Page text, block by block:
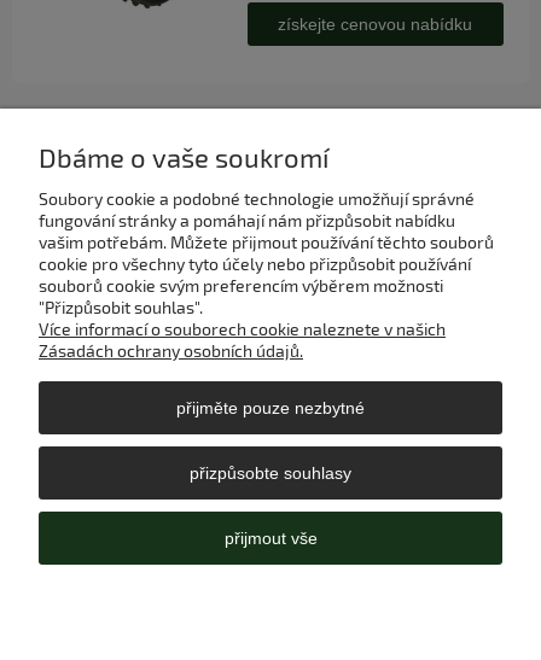
získejte cenovou nabídku
Můj účet
Platba a doručení
Nápověda
Informace
Dbáme o vaše soukromí
Soubory cookie a podobné technologie umožňují správné
fungování stránky a pomáhají nám přizpůsobit nabídku
vašim potřebám. Můžete přijmout používání těchto souborů
cookie pro všechny tyto účely nebo přizpůsobit používání
souborů cookie svým preferencím výběrem možnosti
"Přizpůsobit souhlas".
Více informací o souborech cookie naleznete v našich
Zásadách ochrany osobních údajů.
přijměte pouze nezbytné
přizpůsobte souhlasy
přijmout vše